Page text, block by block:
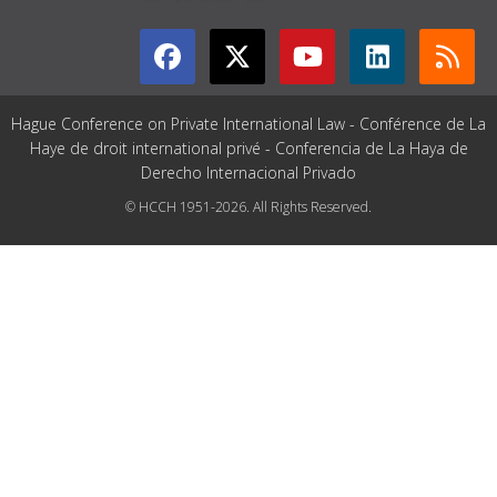
Hague Conference on Private International Law - Conférence de La
Haye de droit international privé - Conferencia de La Haya de
Derecho Internacional Privado
© HCCH 1951-2026. All Rights Reserved.